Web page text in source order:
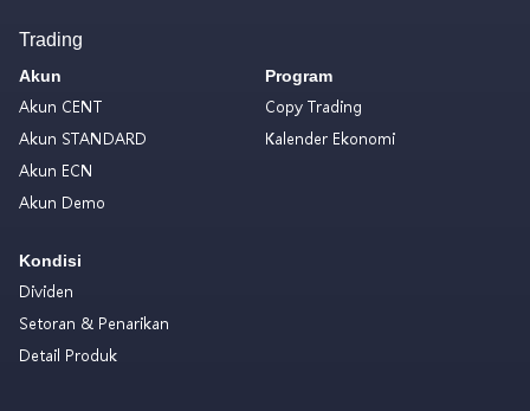
Trading
Akun
Akun CENT
Akun STANDARD
Akun ECN
Akun Demo
Kondisi
Dividen
Setoran & Penarikan
Detail Produk
Program
Copy Trading
Kalender Ekonomi